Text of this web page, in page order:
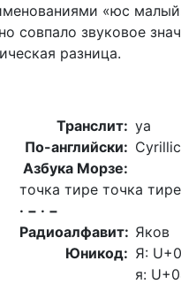
«юс
совпало звуковое
разница.
Транслит: ya
По-английски:
Азбука Морзе:
точка тире точка тире
· − · −
Радиоалфавит: Яков
Юникод: Я:
я: